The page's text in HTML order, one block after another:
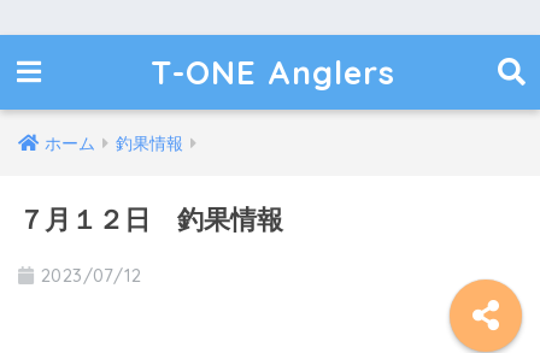
T-ONE Anglers
ホーム 釣果情報
７月１２日 釣果情報
2023/07/12